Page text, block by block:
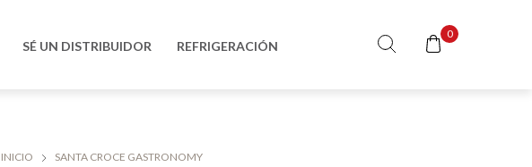
SÉ UN DISTRIBUIDOR REFRIGERACIÓN
0
INICIO SANTA CROCE GASTRONOMY